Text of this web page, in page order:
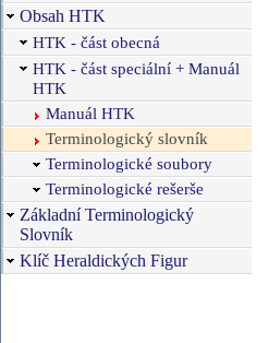
Obsah HTK
HTK - část obecná
HTK - část speciální + Manuál
HTK
Manuál HTK
Terminologický slovník
Terminologické soubory
Terminologické rešerše
Základní Terminologický
Slovník
Klíč Heraldických Figur